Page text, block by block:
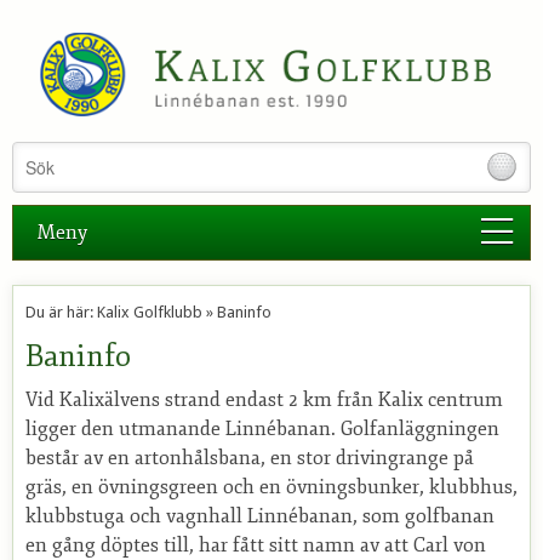
Meny Menu
Hem
Utbildning
Baninfo
Linnébanans slingor och scorekort
Du är här: Kalix Golfklubb » Baninfo
Baninfo
Vid Kalixälvens strand endast 2 km från Kalix centrum
ligger den utmanande Linnébanan. Golfanläggningen
består av en artonhålsbana, en stor drivingrange på
gräs, en övningsgreen och en övningsbunker, klubbhus,
klubbstuga och vagnhall Linnébanan, som golfbanan
en gång döptes till, har fått sitt namn av att Carl von